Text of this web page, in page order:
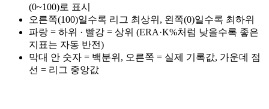
(0~100)로 표시
오른쪽(100)일수록 리그 최상위, 왼쪽(0)일수록 최하위
파랑 = 하위 · 빨강 = 상위 (ERA·K%처럼 낮을수록 좋은
지표는 자동 반전)
막대 안 숫자 = 백분위, 오른쪽 = 실제 기록값, 가운데 점
선 = 리그 중앙값